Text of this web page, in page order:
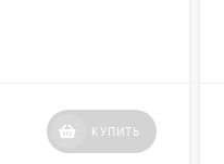
КУПИТЬ